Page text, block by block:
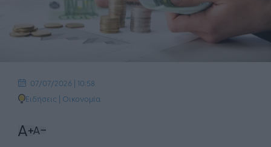
07/07/2026 | 10:58
Ειδήσεις | Οικονομία